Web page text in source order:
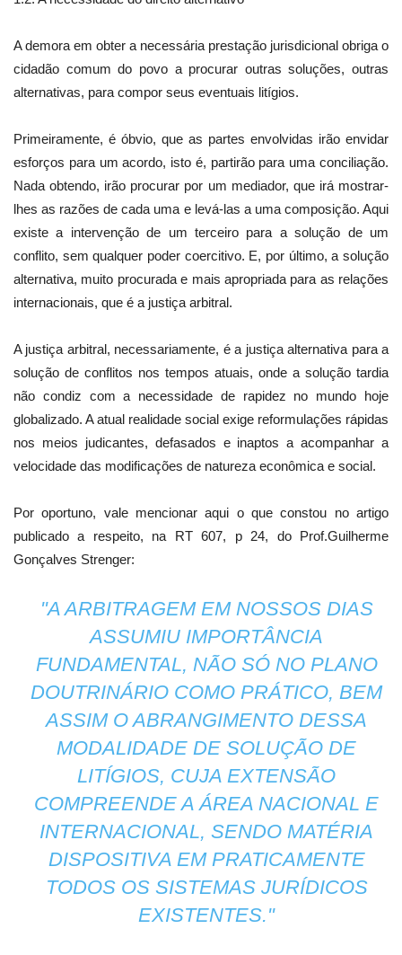
A demora em obter a necessária prestação jurisdicional obriga o
cidadão comum do povo a procurar outras soluções, outras
alternativas, para compor seus eventuais litígios.
Primeiramente, é óbvio, que as partes envolvidas irão envidar
esforços para um acordo, isto é, partirão para uma conciliação.
Nada obtendo, irão procurar por um mediador, que irá mostrar-
lhes as razões de cada uma e levá-las a uma composição. Aqui
existe a intervenção de um terceiro para a solução de um
conflito, sem qualquer poder coercitivo. E, por último, a solução
alternativa, muito procurada e mais apropriada para as relações
internacionais, que é a justiça arbitral.
A justiça arbitral, necessariamente, é a justiça alternativa para a
solução de conflitos nos tempos atuais, onde a solução tardia
não condiz com a necessidade de rapidez no mundo hoje
globalizado. A atual realidade social exige reformulações rápidas
nos meios judicantes, defasados e inaptos a acompanhar a
velocidade das modificações de natureza econômica e social.
Por oportuno, vale mencionar aqui o que constou no artigo
publicado a respeito, na RT 607, p 24, do Prof.Guilherme
Gonçalves Strenger:
"A ARBITRAGEM EM NOSSOS DIAS
ASSUMIU IMPORTÂNCIA
FUNDAMENTAL, NÃO SÓ NO PLANO
DOUTRINÁRIO COMO PRÁTICO, BEM
ASSIM O ABRANGIMENTO DESSA
MODALIDADE DE SOLUÇÃO DE
LITÍGIOS, CUJA EXTENSÃO
COMPREENDE A ÁREA NACIONAL E
INTERNACIONAL, SENDO MATÉRIA
DISPOSITIVA EM PRATICAMENTE
TODOS OS SISTEMAS JURÍDICOS
EXISTENTES."